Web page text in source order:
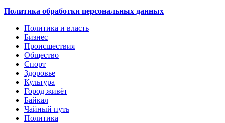
Политика обработки персональных данных
Политика и власть
Бизнес
Происшествия
Общество
Cпорт
Здоровье
Культура
Город живёт
Байкал
Чайный путь
Политика